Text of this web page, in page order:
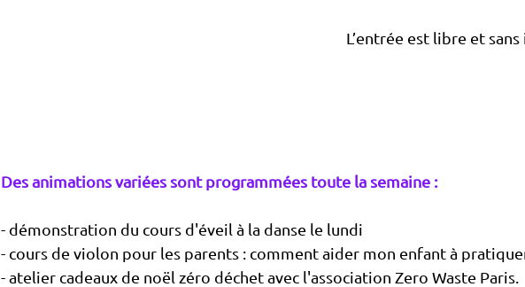
L’entrée est libre et
Des animations variées sont programmées toute la semaine :
- démonstration du cours d'éveil à la danse le lundi
- cours de violon pour les parents : comment aider mon enfant à
- atelier cadeaux de noël zéro déchet avec l'association Zero Waste Paris.